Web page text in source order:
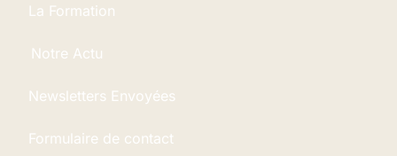
La Formation
Notre Actu
Newsletters Envoyées
Formulaire de contact